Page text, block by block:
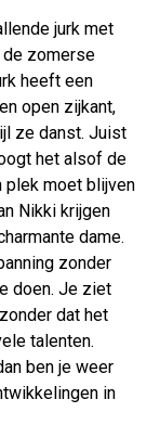
jurk met
de zomerse
heeft een
open zijkant,
ze danst. Juist
het alsof de
plek moet blijven
Nikki krijgen
dame.
zonder
doen. Je ziet
dat het
talenten.
ben je weer
in